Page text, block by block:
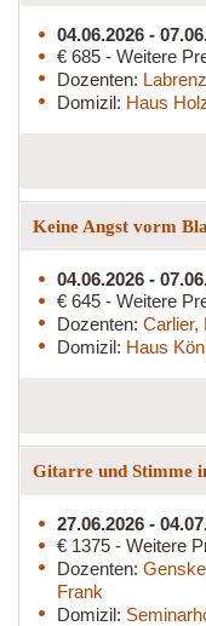
04.06.2026 -
€ 685 - Weitere
Dozenten:
Domizil: Haus
Keine Angst vorm
04.06.2026 -
€ 645 - Weitere
Dozenten: Carlier,
Domizil: Haus
Gitarre und Stimme
27.06.2026 -
€ 1375 - Weitere
Dozenten:
Frank
Domizil: